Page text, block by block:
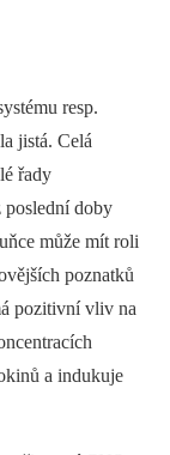
resp.
jistá. Celá
řady
poslední doby
může mít roli
poznatků
pozitivní vliv na
a indukuje